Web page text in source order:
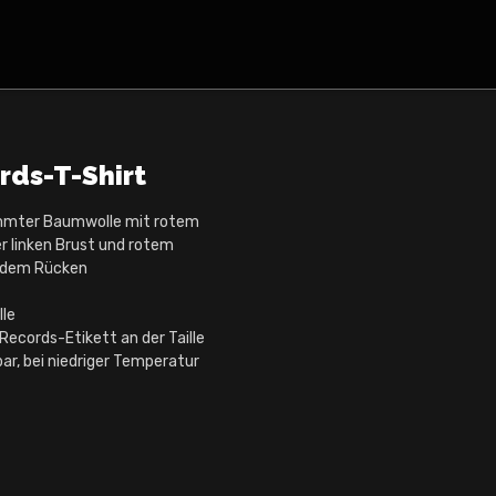
T-Shirt
Baumwolle mit rotem
linken Brust und rotem
Rücken
Etikett an der Taille
bei niedriger Temperatur